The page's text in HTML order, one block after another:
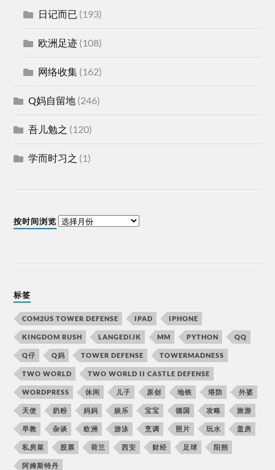
日记而已 (193)
欧洲足迹 (108)
网络收集 (162)
Q妈自留地 (246)
吾儿勉之 (120)
学而时习之 (1)
按时间浏览
标签
COM2US TOWER DEFENSE IPAD IPHONE
KINGDOM RUSH LANGEDIJK MM PYTHON QQ
Q仔 Q妈 TOWER DEFENSE TOWERMADNESS
TWO WORLD TWO WORLD II CASTLE DEFENSE
WORDPRESS 休闲 儿子 原创 地铁 塔防 外婆
天使 奶粉 妈妈 娱乐 宝宝 德国 攻略 旅游
早教 杂谈 欧洲 游泳 烹调 照片 玩水 盖房
私房菜 股票 荷兰 西安 财经 足球 阳朔
阿姆斯特丹